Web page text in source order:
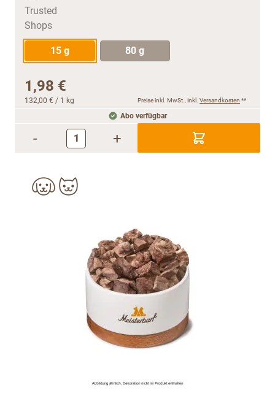
15 g 80 g
1,98 €
132,00 € / 1 kg Preise inkl. MwSt., inkl. Versandkosten **
Abo verfügbar
- +